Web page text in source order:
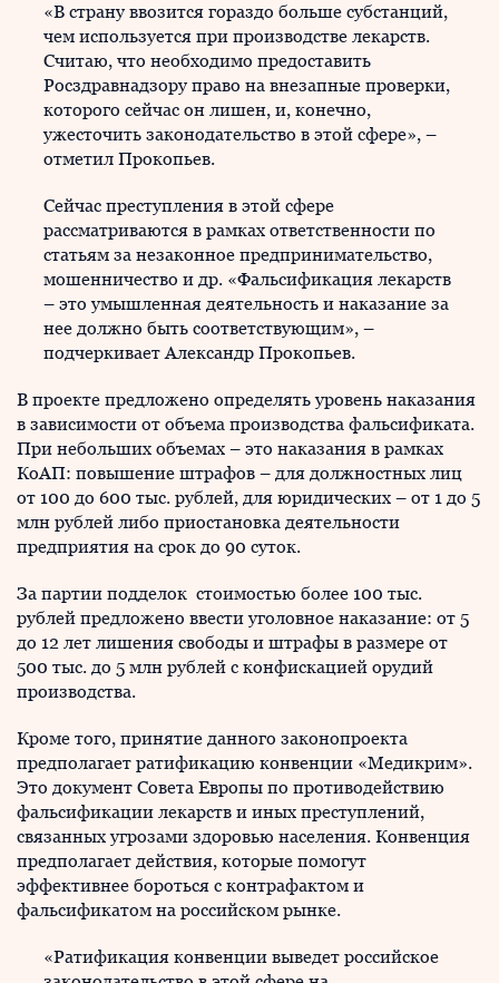
«В страну ввозится гораздо больше субстанций,
чем используется при производстве лекарств.
Считаю, что необходимо предоставить
Росздравнадзору право на внезапные проверки,
которого сейчас он лишен, и, конечно,
ужесточить законодательство в этой сфере», –
отметил Прокопьев.
Сейчас преступления в этой сфере
рассматриваются в рамках ответственности по
статьям за незаконное предпринимательство,
мошенничество и др. «Фальсификация лекарств
– это умышленная деятельность и наказание за
нее должно быть соответствующим», –
подчеркивает Александр Прокопьев.
В проекте предложено определять уровень наказания
в зависимости от объема производства фальсификата.
При небольших объемах – это наказания в рамках
КоАП: повышение штрафов – для должностных лиц
от 100 до 600 тыс. рублей, для юридических – от 1 до 5
млн рублей либо приостановка деятельности
предприятия на срок до 90 суток.
За партии подделок стоимостью более 100 тыс.
рублей предложено ввести уголовное наказание: от 5
до 12 лет лишения свободы и штрафы в размере от
500 тыс. до 5 млн рублей с конфискацией орудий
производства.
Кроме того, принятие данного законопроекта
предполагает ратификацию конвенции «Медикрим».
Это документ Совета Европы по противодействию
фальсификации лекарств и иных преступлений,
связанных угрозами здоровью населения. Конвенция
предполагает действия, которые помогут
эффективнее бороться с контрафактом и
фальсификатом на российском рынке.
«Ратификация конвенции выведет российское